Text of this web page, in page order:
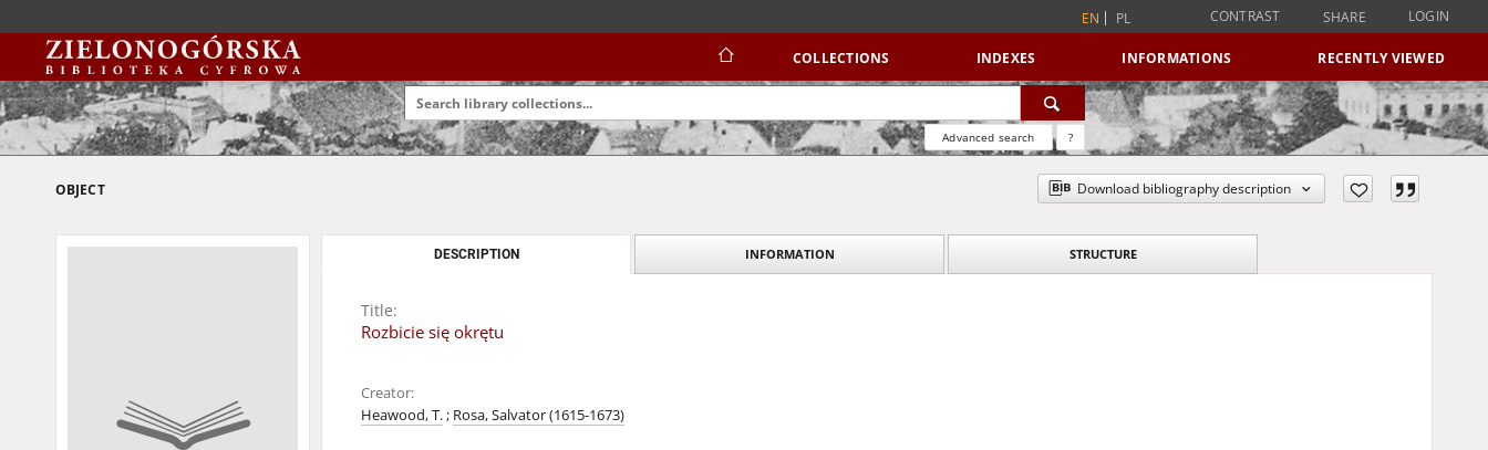
EN PL CONTRAST SHARE LOGIN
COLLECTIONS INDEXES INFORMATIONS RECENTLY VIEWED
Advanced search ?
OBJECT Download bibliography description
DESCRIPTION INFORMATION STRUCTURE
Title:
Rozbicie się okrętu
Creator:
Heawood, T.; Rosa, Salvator (1615-1673)